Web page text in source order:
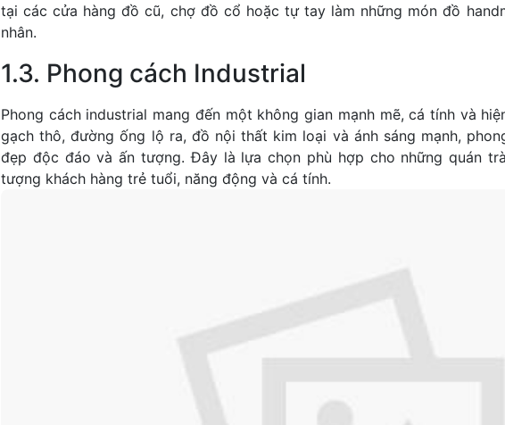
tại các cửa hàng đồ cũ, chợ đồ cổ hoặc tự tay làm những món đồ
nhân.
1.3. Phong cách Industrial
Phong cách industrial mang đến một không gian mạnh mẽ, cá tính và
gạch thô, đường ống lộ ra, đồ nội thất kim loại và ánh sáng mạnh,
đẹp độc đáo và ấn tượng. Đây là lựa chọn phù hợp cho những quán
tượng khách hàng trẻ tuổi, năng động và cá tính.